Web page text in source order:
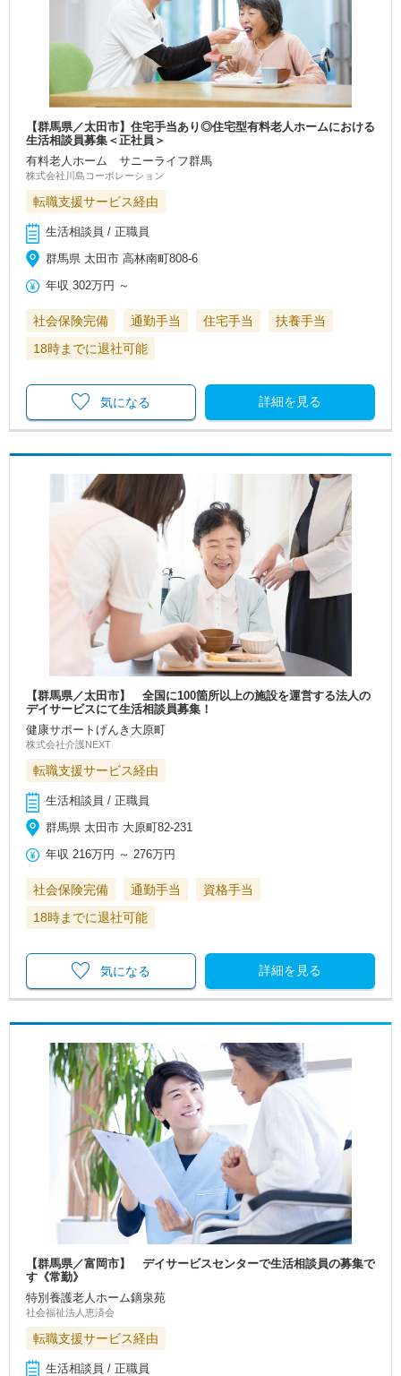
【群馬県／太田市】住宅手当あり◎住宅型有料老人ホームにおける
生活相談員募集＜正社員＞
有料老人ホーム サニーライフ群馬
株式会社川島コーポレーション
転職支援サービス経由
生活相談員 / 正職員
群馬県 太田市 高林南町808-6
年収 302万円 ～
社会保険完備 通勤手当 住宅手当
扶養手当
18時までに退社可能
詳細を見る
気になる
【群馬県／太田市】 全国に100箇所以上の施設を運営する法人の
デイサービスにて生活相談員募集！
健康サポートげんき大原町
株式会社介護NEXT
転職支援サービス経由
生活相談員 / 正職員
群馬県 太田市 大原町82-231
年収 216万円 ～ 276万円
社会保険完備 通勤手当
資格手当
18時までに退社可能
詳細を見る
気になる
【群馬県／富岡市】 デイサービスセンターで生活相談員の募集で
す《常勤》
特別養護老人ホーム鏑泉苑
社会福祉法人恵済会
転職支援サービス経由
生活相談員 / 正職員